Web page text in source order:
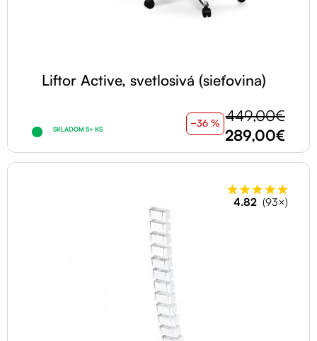
Liftor Active, svetlosivá (sieťovina)
SKLADOM 5+ KS
−36 % 449,00€
289,00€
4.82 (93×)